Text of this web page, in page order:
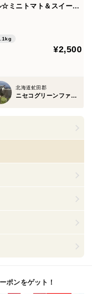
☆ミニトマト＆スイート
¥2,500
北海道虻田郡
ニセコグリーンファーム
ポンをゲット！